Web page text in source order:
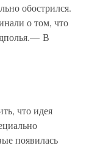
обострился.
о том, что
В
что идея
появилась